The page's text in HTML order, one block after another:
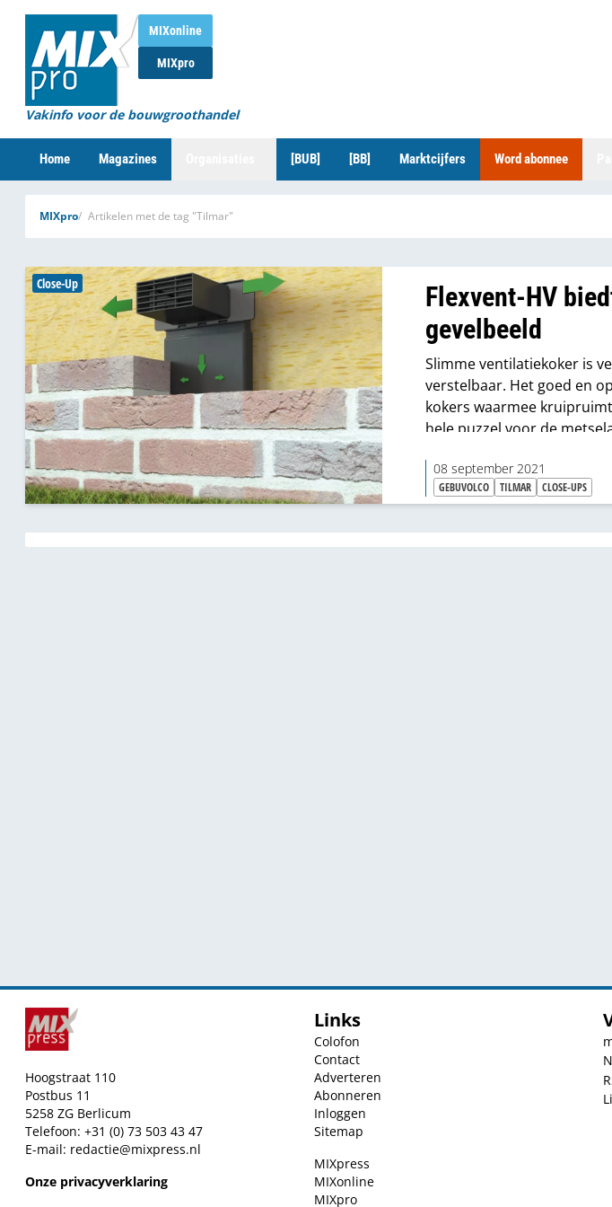
MIXonline
MIXpro
Vakinfo voor de bouwgroothandel
Home Magazines [BUB] [BB] Marktcijfers Word abonnee
MIXpro Artikelen met de tag "Tilmar"
Close-Up
Flexvent-HV
gevelbeeld
Slimme ventilatiekoker is
verstelbaar. Het goed en
kokers waarmee
hele puzzel voor de
komt aan dat passen en
tekenen gezamenlijk voor
08 september 2021
GEBUVOLCO TILMAR CLOSE-UPS
Hoogstraat 110
Postbus 11
5258 ZG Berlicum
Telefoon: +31 (0) 73 503 43 47
E-mail: redactie@mixpress.nl
Onze privacyverklaring
Links
Colofon
Contact
Adverteren
Abonneren
Inloggen
Sitemap
MIXpress
MIXonline
MIXpro